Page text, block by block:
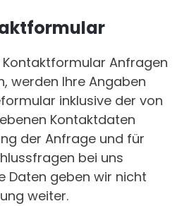
Kontaktformular Anfragen
werden Ihre Angaben
inklusive der von
Kontaktdaten
der Anfrage und für
bei uns
Daten geben wir nicht
weiter.